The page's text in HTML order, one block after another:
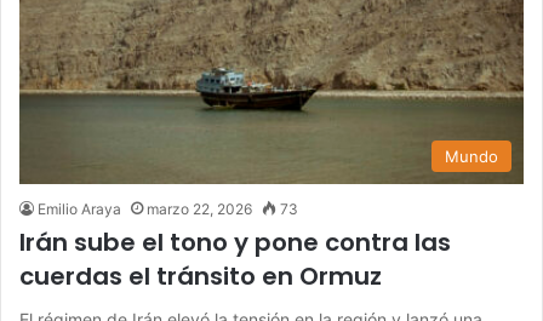
Mundo
Emilio Araya marzo 22, 2026 73
Irán sube el tono y pone contra las
cuerdas el tránsito en Ormuz